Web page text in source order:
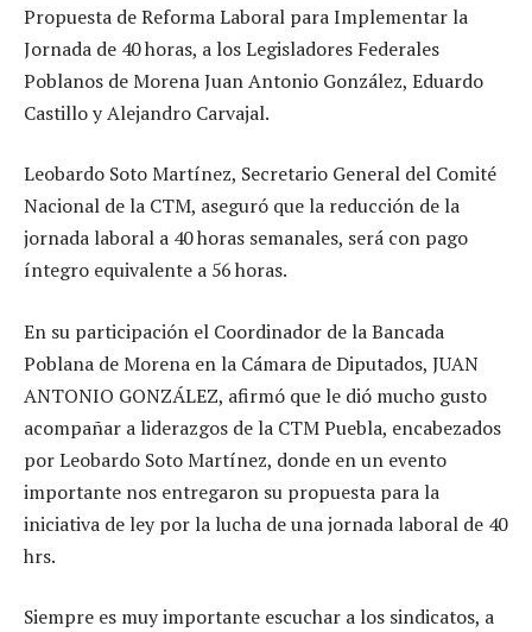
Propuesta de Reforma Laboral para Implementar la
Jornada de 40 horas, a los Legisladores Federales
Poblanos de Morena Juan Antonio González, Eduardo
Castillo y Alejandro Carvajal.
Leobardo Soto Martínez, Secretario General del Comité
Nacional de la CTM, aseguró que la reducción de la
jornada laboral a 40 horas semanales, será con pago
íntegro equivalente a 56 horas.
En su participación el Coordinador de la Bancada
Poblana de Morena en la Cámara de Diputados, JUAN
ANTONIO GONZÁLEZ, afirmó que le dió mucho gusto
acompañar a liderazgos de la CTM Puebla, encabezados
por Leobardo Soto Martínez, donde en un evento
importante nos entregaron su propuesta para la
iniciativa de ley por la lucha de una jornada laboral de 40
hrs.
Siempre es muy importante escuchar a los sindicatos, a